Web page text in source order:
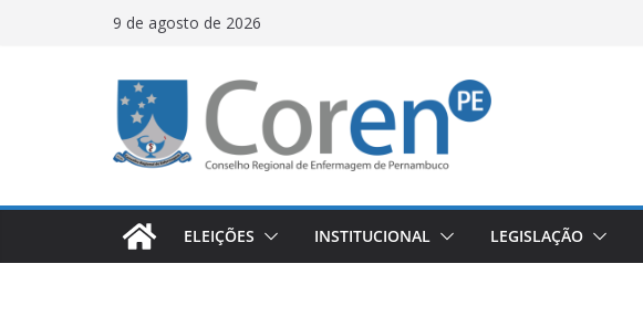
9 de agosto de 2026
ELEIÇÕES INSTITUCIONAL LEGISLAÇÃO